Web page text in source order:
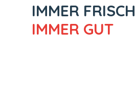
IMMER FRISCH
IMMER GUT